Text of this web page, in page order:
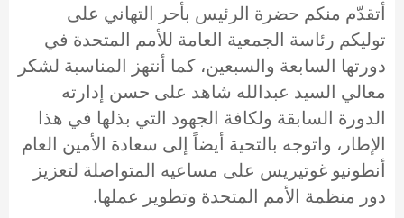
أتقدّم منكم حضرة الرئيس بأحر التهاني على
توليكم رئاسة الجمعية العامة للأمم المتحدة في
دورتها السابعة والسبعين، كما أنتهز المناسبة لشكر
معالي السيد عبدالله شاهد على حسن إدارته
الدورة السابقة ولكافة الجهود التي بذلها في هذا
الإطار، واتوجه بالتحية أيضاً إلى سعادة الأمين العام
أنطونيو غوتيريس على مساعيه المتواصلة لتعزيز
دور منظمة الأمم المتحدة وتطوير عملها.